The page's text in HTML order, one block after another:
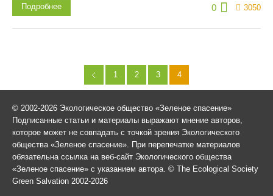
0 3050
Подробнее
1 2 3 4
© 2002-2026 Экологическое общество «Зеленое спасение»
Подписанные статьи и материалы выражают мнение авторов,
которое может не совпадать с точкой зрения Экологического
общества «Зеленое спасение». При перепечатке материалов
обязательна ссылка на веб-сайт Экологического общества
«Зеленое спасение» с указанием автора. © The Ecological Society
Green Salvation 2002-2026